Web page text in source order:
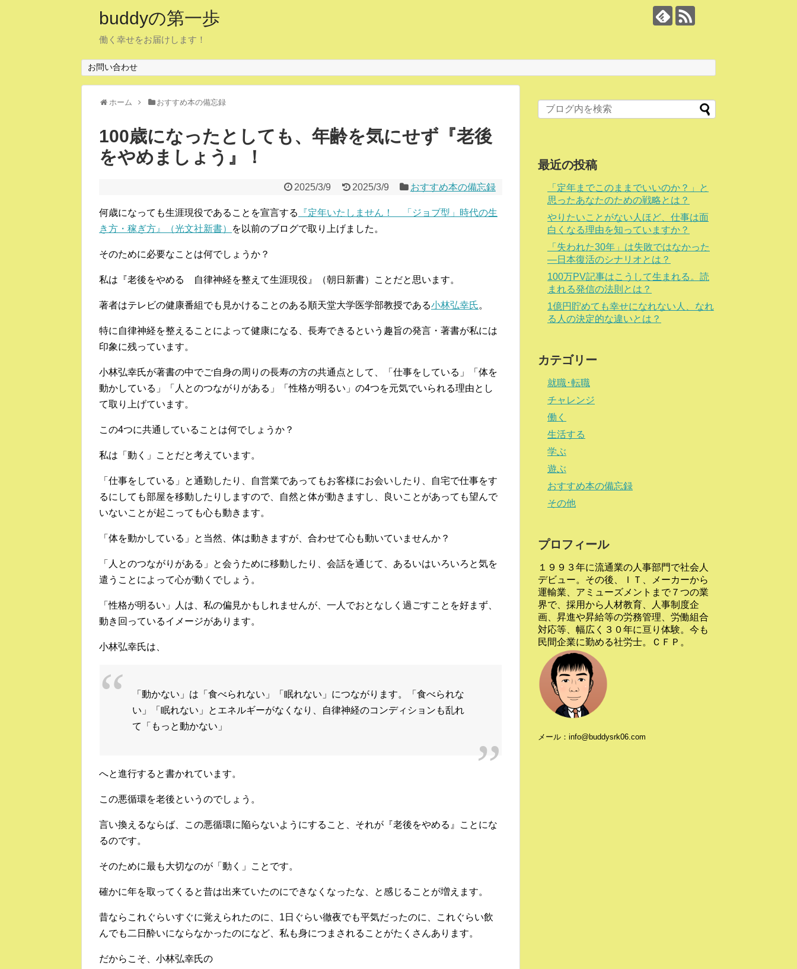
buddyの第一歩
働く幸せをお届けします！
お問い合わせ
ホーム おすすめ本の備忘録
100歳になったとしても、年齢を気にせず『老後
をやめましょう』！
2025/3/9 2025/3/9 おすすめ本の備忘録
何歳になっても生涯現役であることを宣言する
『定年いたしません！ 「ジョブ型」時代の生
き方・稼ぎ方』（光文社新書）
を以前のブログで取り上げました。
そのために必要なことは何でしょうか？
私は『老後をやめる 自律神経を整えて生涯現役』（朝日新書）ことだと思います。
著者はテレビの健康番組でも見かけることのある順天堂大学医学部教授である小林弘幸氏。
特に自律神経を整えることによって健康になる、長寿できるという趣旨の発言・著書が私には
印象に残っています。
小林弘幸氏が著書の中でご自身の周りの長寿の方の共通点として、「仕事をしている」「体を
動かしている」「人とのつながりがある」「性格が明るい」の4つを元気でいられる理由とし
て取り上げています。
この4つに共通していることは何でしょうか？
私は「動く」ことだと考えています。
「仕事をしている」と通勤したり、自営業であってもお客様にお会いしたり、自宅で仕事をす
るにしても部屋を移動したりしますので、自然と体が動きますし、良いことがあっても望んで
いないことが起こっても心も動きます。
「体を動かしている」と当然、体は動きますが、合わせて心も動いていませんか？
「人とのつながりがある」と会うために移動したり、会話を通じて、あるいはいろいろと気を
遣うことによって心が動くでしょう。
「性格が明るい」人は、私の偏見かもしれませんが、一人でおとなしく過ごすことを好まず、
動き回っているイメージがあります。
小林弘幸氏は、
「動かない」は「食べられない」「眠れない」につながります。「食べられな
い」「眠れない」とエネルギーがなくなり、自律神経のコンディションも乱れ
て「もっと動かない」
へと進行すると書かれています。
この悪循環を老後というのでしょう。
言い換えるならば、この悪循環に陥らないようにすること、それが『老後をやめる』ことにな
るのです。
そのために最も大切なのが「動く」ことです。
確かに年を取ってくると昔は出来ていたのにできなくなったな、と感じることが増えます。
昔ならこれぐらいすぐに覚えられたのに、1日ぐらい徹夜でも平気だったのに、これぐらい飲
んでも二日酔いにならなかったのになど、私も身につまされることがたくさんあります。
だからこそ、小林弘幸氏の
最近の投稿
「定年までこのままでいいのか？」と
思ったあなたのための戦略とは？
やりたいことがない人ほど、仕事は面
白くなる理由を知っていますか？
「失われた30年」は失敗ではなかった
―日本復活のシナリオとは？
100万PV記事はこうして生まれる。読
まれる発信の法則とは？
1億円貯めても幸せになれない人、なれ
る人の決定的な違いとは？
カテゴリー
就職･転職
チャレンジ
働く
生活する
学ぶ
遊ぶ
おすすめ本の備忘録
その他
プロフィール
１９９３年に流通業の人事部門で社会人
デビュー。その後、ＩＴ、メーカーから
運輸業、アミューズメントまで７つの業
界で、採用から人材教育、人事制度企
画、昇進や昇給等の労務管理、労働組合
対応等、幅広く３０年に亘り体験。今も
民間企業に勤める社労士。ＣＦＰ。
メール：info@buddysrk06.com